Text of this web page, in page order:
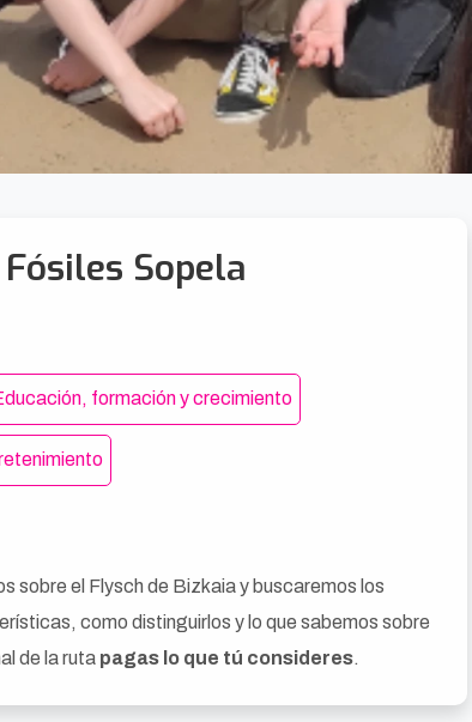
Sopela
formación y crecimiento
sobre el Flysch de Bizkaia y buscaremos los
como distinguirlos y lo que sabemos sobre
de la ruta pagas lo que tú consideres.